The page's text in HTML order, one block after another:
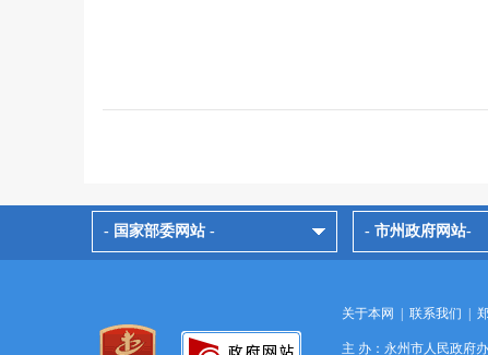
- 国家部委网站 - - 市州政府网站-
关于本网 联系我们
主 办：永州市人民政府